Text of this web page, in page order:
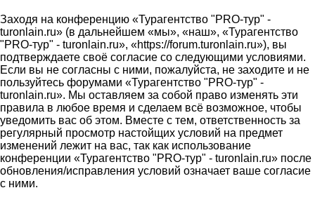
Заходя на конференцию «Турагентство "PRO-тур" -
turonlain.ru» (в дальнейшем «мы», «наш», «Турагентство
"PRO-тур" - turonlain.ru», «https://forum.turonlain.ru»), вы
подтверждаете своё согласие со следующими условиями.
Если вы не согласны с ними, пожалуйста, не заходите и не
пользуйтесь форумами «Турагентство "PRO-тур" -
turonlain.ru». Мы оставляем за собой право изменять эти
правила в любое время и сделаем всё возможное, чтобы
уведомить вас об этом. Вместе с тем, ответственность за
регулярный просмотр настойщих условий на предмет
изменений лежит на вас, так как использование
конференции «Турагентство "PRO-тур" - turonlain.ru» после
обновления/исправления условий означает ваше согласие
с ними.